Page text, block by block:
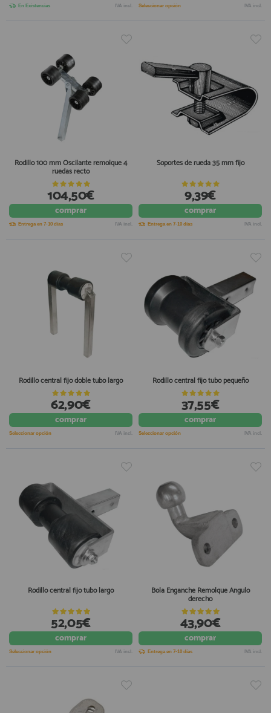
En Existencias IVA incl. Seleccionar opción IVA incl.
Rodillo 100 mm Oscilante remolque 4
ruedas recto
104,50€
comprar
Entrega en 7-10 días IVA incl.
Soportes de rueda 35 mm fijo
9,39€
comprar
Entrega en 7-10 días IVA incl.
Rodillo central fijo doble tubo largo
62,90€
comprar
Seleccionar opción IVA incl.
Rodillo central fijo tubo pequeño
37,55€
comprar
Seleccionar opción IVA incl.
Rodillo central fijo tubo largo
52,05€
comprar
Seleccionar opción IVA incl.
Bola Enganche Remolque Angulo
derecho
43,90€
comprar
Entrega en 7-10 días IVA incl.